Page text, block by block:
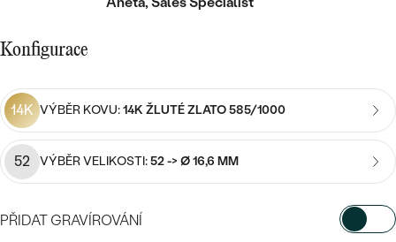
DIAMANT
LAB-GROWN DIAMANT
MOISSANIT
BAREVNÝ DIAMANT
ČERNÝ DIAMANT
SALT AND PEPPER DIAMANT
ZLATO
STŘÍBRO
PLATINA
S DRAHOKAMY
DLE CENY
CENOVĚ DOSTUPNÉ
LUXUSNÍ
DLE DRAHOKAMU
S DIAMANTY
S DRAHOKAMY
S PERLAMI
S DRAHOKAMY
S PERLAMI
Konfigurace
14K VÝBĚR KOVU:14K ŽLUTÉ ZLATO 585/1000
52 VÝBĚR VELIKOSTI:52 -> Ø 16,6 MM
PŘIDAT GRAVÍROVÁNÍ